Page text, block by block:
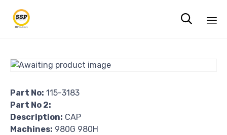

Part No: 115-3183
Part No 2:
Description: CAP
Machines: 980G 980H